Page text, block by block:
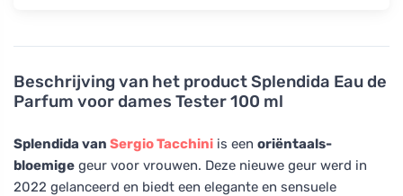
Beschrijving van het productSplendida Eau de
Parfum voor dames Tester 100 ml
Splendida van Sergio Tacchini is een oriëntaals-
bloemige geur voor vrouwen. Deze nieuwe geur werd in
2022 gelanceerd en biedt een elegante en sensuele